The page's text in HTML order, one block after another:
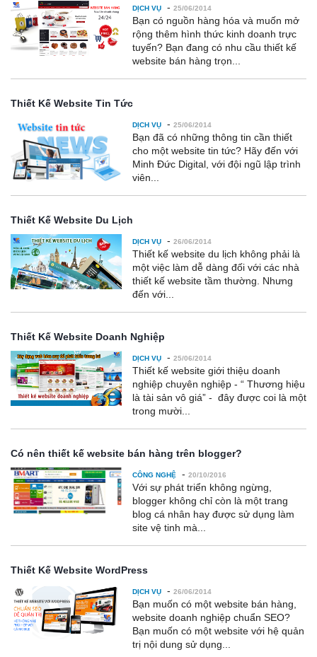
DỊCH VỤ - 25/06/2014
Bạn có nguồn hàng hóa và muốn mở
rộng thêm hình thức kinh doanh trực
tuyến? Bạn đang có nhu cầu thiết kế
website bán hàng trọn...
Thiết Kế Website Tin Tức
DỊCH VỤ - 25/06/2014
Bạn đã có những thông tin cần thiết
cho một website tin tức? Hãy đến với
Minh Đức Digital, với đội ngũ lập trình
viên...
Thiết Kế Website Du Lịch
DỊCH VỤ - 26/06/2014
Thiết kế website du lịch không phải là
một việc làm dễ dàng đối với các nhà
thiết kế website tầm thường. Nhưng
đến với...
Thiết Kế Website Doanh Nghiệp
DỊCH VỤ - 25/06/2014
Thiết kế website giới thiệu doanh
nghiệp chuyên nghiệp - “ Thương hiệu
là tài sản vô giá” - đây được coi là một
trong mười...
Có nên thiết kế website bán hàng trên blogger?
CÔNG NGHỆ - 20/10/2016
Với sự phát triển không ngừng,
blogger không chỉ còn là một trang
blog cá nhân hay được sử dụng làm
site vệ tinh mà...
Thiết Kế Website WordPress
DỊCH VỤ - 26/06/2014
Bạn muốn có một website bán hàng,
website doanh nghiệp chuẩn SEO?
Bạn muốn có một website với hệ quản
trị nội dung sử dụng...